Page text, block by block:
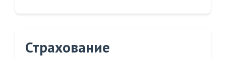
Страхование